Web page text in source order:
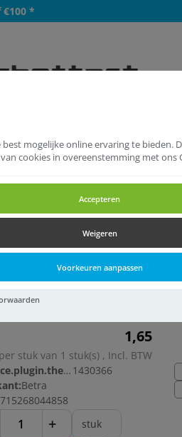
mogelijke online ervaring te bieden.
cookies in overeenstemming met ons
Accepteren
Weigeren
Voorkeuren aanpassen
€100 *
Afwasartikelen
hout / fiber
1,65
stuk van 1 stuk(s) , Incl. BTW
dimerce.plugin.theme.productnr: 1430366
Betra
+ stuk